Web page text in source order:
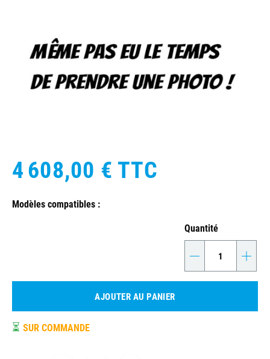
4 608,00 € TTC
Modèles compatibles :
Quantité
- +
AJOUTER AU PANIER
⏳ SUR COMMANDE